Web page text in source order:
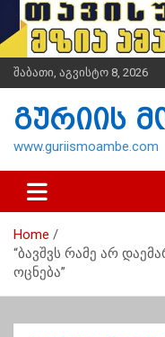
i
t
n
შაბათი, აგვისტო 8, 2026
გურიის
www.guriismoambe.com
Home
“ბავშვს რამე არ
ოცნება”